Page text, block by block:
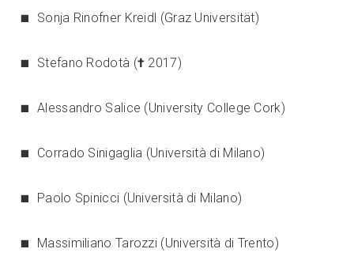
Sonja Rinofner Kreidl (Graz Universität)
Stefano Rodotà († 2017)
Alessandro Salice (University College Cork)
Corrado Sinigaglia (Università di Milano)
Paolo Spinicci (Università di Milano)
Massimiliano Tarozzi (Università di Trento)